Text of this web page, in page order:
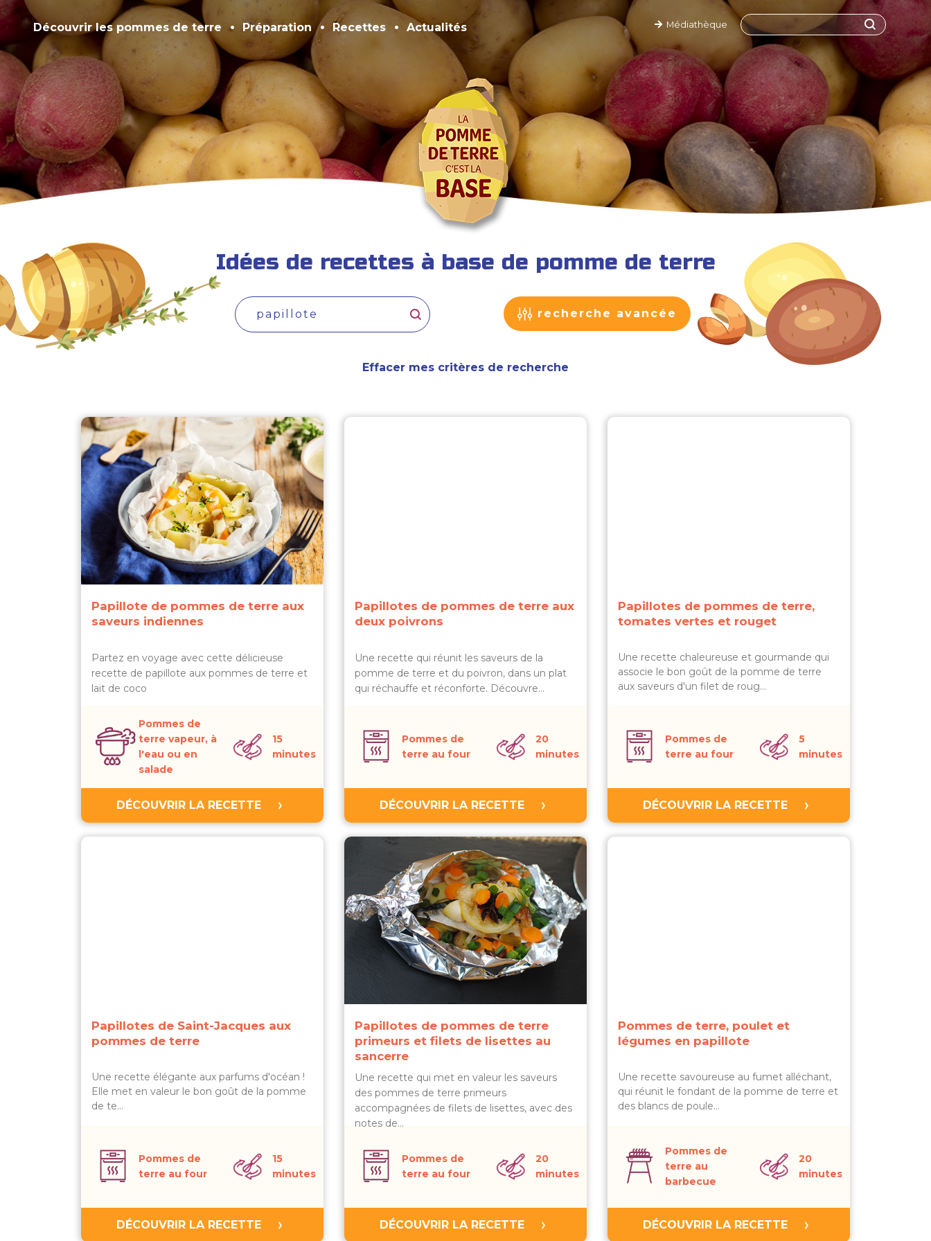
Découvrir les pommes de terre Préparation Recettes Actualités Médiathèque
Idées de recettes à base de pomme de terre
recherche avancée
Effacer mes critères de recherche
Papillote de pommes de terre aux
saveurs indiennes
Partez en voyage avec cette délicieuse
recette de papillote aux pommes de terre et
lait de coco
Pommes de
terre vapeur, à
l'eau ou en
salade
15
minutes
DÉCOUVRIR LA RECETTE
Papillotes de pommes de terre aux
deux poivrons
Une recette qui réunit les saveurs de la
pomme de terre et du poivron, dans un plat
qui réchauffe et réconforte. Découvre…
Pommes de
terre au four
20
minutes
DÉCOUVRIR LA RECETTE
Papillotes de pommes de terre,
tomates vertes et rouget
Une recette chaleureuse et gourmande qui
associe le bon goût de la pomme de terre
aux saveurs d'un filet de roug…
Pommes de
terre au four
5
minutes
DÉCOUVRIR LA RECETTE
Papillotes de Saint-Jacques aux
pommes de terre
Une recette élégante aux parfums d'océan !
Elle met en valeur le bon goût de la pomme
de te…
Pommes de
terre au four
15
minutes
DÉCOUVRIR LA RECETTE
Papillotes de pommes de terre
primeurs et filets de lisettes au
sancerre
Une recette qui met en valeur les saveurs
des pommes de terre primeurs
accompagnées de filets de lisettes, avec des
notes de…
Pommes de
terre au four
20
minutes
DÉCOUVRIR LA RECETTE
Pommes de terre, poulet et
légumes en papillote
Une recette savoureuse au fumet alléchant,
qui réunit le fondant de la pomme de terre et
des blancs de poule…
Pommes de
terre au
barbecue
20
minutes
DÉCOUVRIR LA RECETTE